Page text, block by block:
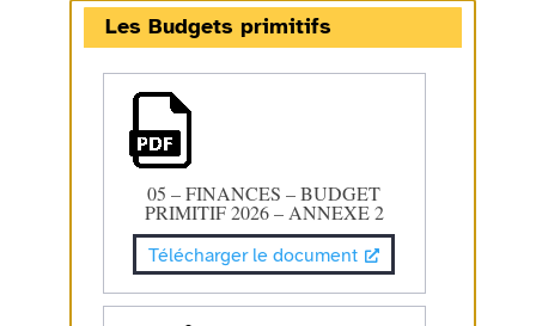
Les Budgets primitifs
05 – FINANCES – BUDGET
PRIMITIF 2026 – ANNEXE 2
Télécharger le document